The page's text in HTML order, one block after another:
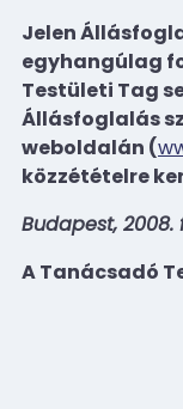
Jelen
egyhangúlag
Testületi Tag
Állásfoglalás
weboldalán (
közzétételre
Budapest, 2008.
A Tanácsadó